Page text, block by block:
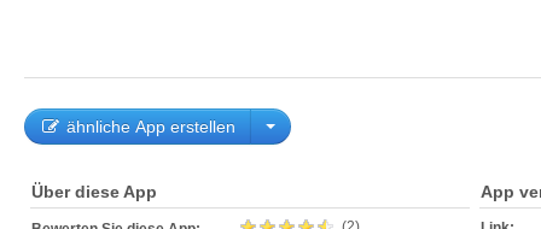
ähnliche App erstellen
Über diese App App